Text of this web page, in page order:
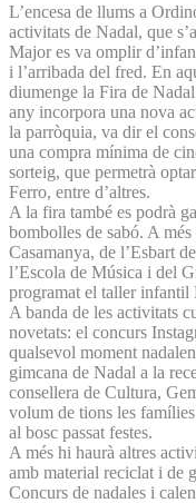
L’encesa de llums a
activitats de Nadal, que
Major es va omplir
i l’arribada del fred. En
diumenge la Fira de
any incorpora una nova
la parròquia, va dir el
una compra mínima de
sorteig, que permetrà
Ferro, entre d’altres.
A la fira també es podrà
bombolles de sabó. A
Casamanya, de l’Esbart
l’Escola de Música i del
programat el taller infantil
A banda de les activitats
novetats: el concurs
qualsevol moment
gimcana de Nadal a la
consellera de Cultura,
volum de tions les
al bosc passat festes.
A més hi haurà altres
amb material reciclat i de
Concurs de nadales i